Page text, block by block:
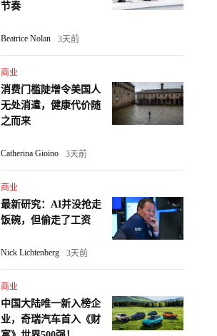
节奏
Beatrice Nolan 3天前
商业
消费门槛陡增令美国人
无处消遣，健康代价随
之而来
Catherina Gioino 3天前
商业
最新研究：AI并没抢走
饭碗，但偷走了工资
Nick Lichtenberg 3天前
商业
中国大陆唯一新入榜企
业，奇瑞汽车首入《财